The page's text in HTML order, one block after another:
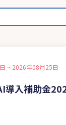
~ 2026年08月25日
導入補助金